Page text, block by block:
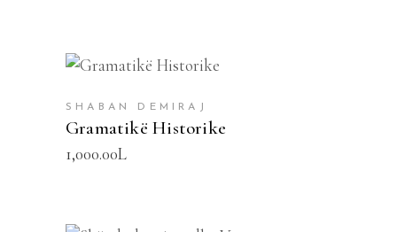
SHABAN DEMIRAJ
Gramatikë Historike
1,000.00L